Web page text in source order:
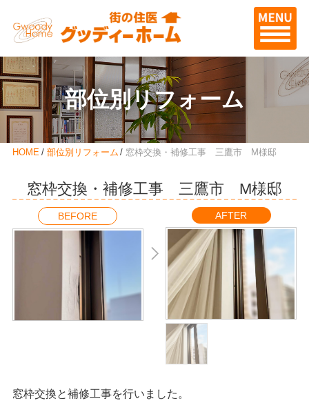
部位別リフォーム
HOME 部位別リフォーム 窓枠交換・補修工事 三鷹市 M様邸
窓枠交換・補修工事 三鷹市 M様邸
BEFORE AFTER
窓枠交換と補修工事を行いました。